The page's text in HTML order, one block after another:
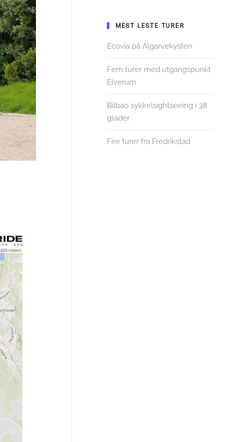
MEST LESTE TURER
Ecovia på Algarvekysten
Fem turer med utgangspunkt
Elverum
Bilbao sykkelsightseeing i 38
grader
Fire turer fra Fredrikstad